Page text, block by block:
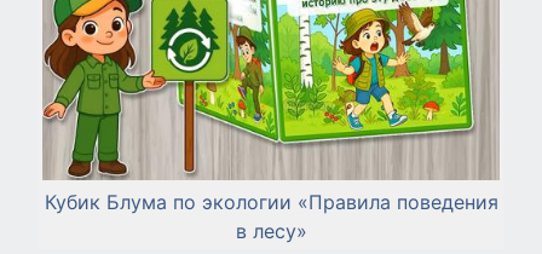
Кубик Блума по экологии «Правила поведения
в лесу»